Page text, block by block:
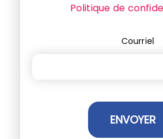
Politique de
Courriel